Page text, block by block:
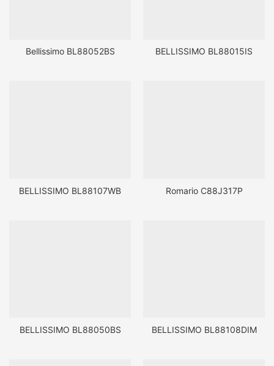
Bellissimo BL88052BS BELLISSIMO BL88015IS
BELLISSIMO BL88107WB Romario C88J317P
BELLISSIMO BL88050BS BELLISSIMO BL88108DIM